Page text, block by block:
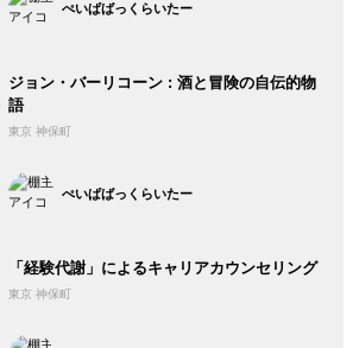
ぺいぱばっくらいたー
ジョン・バーリコーン : 酒と冒険の自伝的物
語
東京 神保町
ぺいぱばっくらいたー
「経験代謝」によるキャリアカウンセリング
東京 神保町